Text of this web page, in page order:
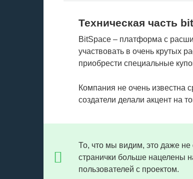
Техническая часть
BitSpace – платформа с
участвовать в очень крутых
приобрести специальные
Компания не очень известна
создатели делали акцент на
То, что мы видим, это даже не
странички больше нацелены
пользователей с проектом.